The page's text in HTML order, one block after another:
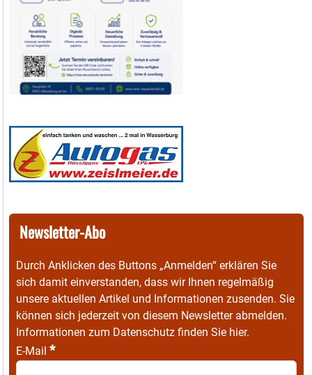
Newsletter-Abo
Durch Anklicken des Buttons „Anmelden“ erklären Sie
sich damit einverstanden, dass wir Ihnen regelmäßig
unsere aktuellen Artikel und Informationen zusenden. Sie
können sich jederzeit von diesem Newsletter abmelden.
Informationen zum Datenschutz finden Sie hier.
E-Mail *